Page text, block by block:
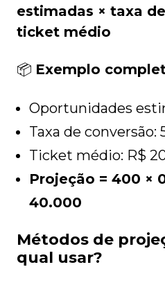
estimadas × taxa
ticket médio
📦 Exemplo
Oportunidades
Taxa de conversão:
Ticket médio: R$
Projeção = 400 ×
40.000
Métodos de
qual usar?